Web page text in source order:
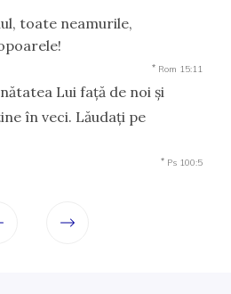
toate neamurile,
* Rom 15:11
Lui faţă de noi şi
în veci. Lăudaţi pe
* Ps 100:5